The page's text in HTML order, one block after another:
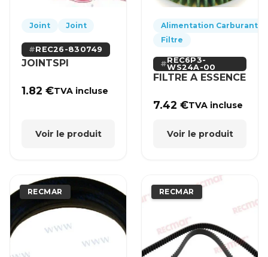
Joint Joint
REC26-830749
JOINTSPI
1.82€TVA incluse
Voir le produit
Alimentation Carburant
Filtre
REC6P3-
WS24A-00
FILTRE A ESSENCE
7.42€TVA incluse
Voir le produit
RECMAR RECMAR